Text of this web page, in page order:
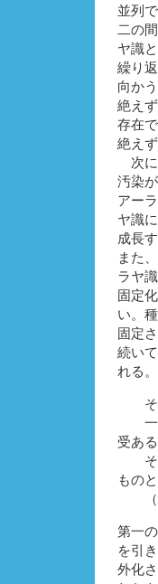
並列
二の
ヤ識
繰り
向か
絶え
存在
絶え
次に
汚染
アー
ヤ識
成長
また
ラヤ
固定
い。
固定
続い
れる。
それ
一つ
受あ
そこ
もの
（『
第一
を引
外化